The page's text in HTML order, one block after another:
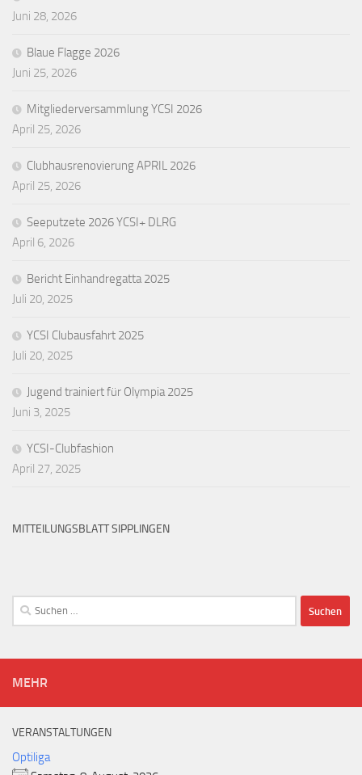
Juni 28, 2026
Blaue Flagge 2026
Juni 25, 2026
Mitgliederversammlung YCSI 2026
April 25, 2026
Clubhausrenovierung APRIL 2026
April 25, 2026
Seeputzete 2026 YCSI+ DLRG
April 6, 2026
Bericht Einhandregatta 2025
Juli 20, 2025
YCSI Clubausfahrt 2025
Juli 20, 2025
Jugend trainiert für Olympia 2025
Juni 3, 2025
YCSI-Clubfashion
April 27, 2025
MITTEILUNGSBLATT SIPPLINGEN
Suchen
nach:
MEHR
VERANSTALTUNGEN
Optiliga